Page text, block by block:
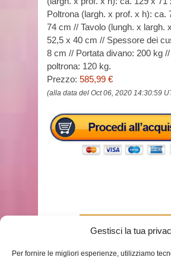
Gestisci la tua
Per fornire le migliori esperienze, utilizziamo
Poltrona (largh. x prof. x h): ca.
74 cm // Tavolo (lungh. x largh.
52,5 x 40 cm // Spessore dei
8 cm // Portata divano: 200 kg
poltrona: 120 kg.
Prezzo: 585,99 €
(alla data del Oct 06, 2020 14:30:59